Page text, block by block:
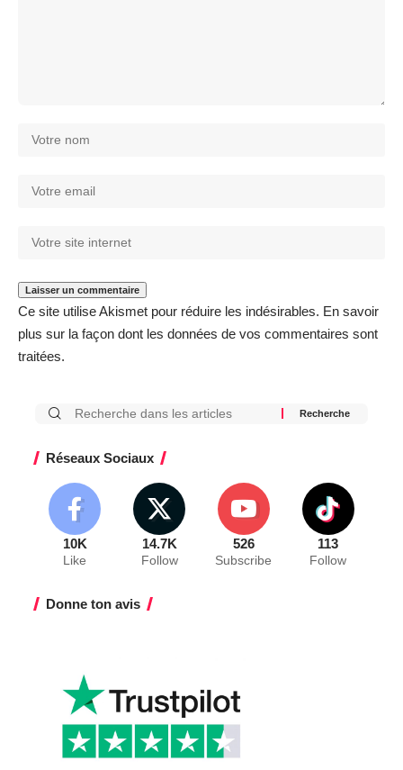
Ce site utilise Akismet pour réduire les indésirables. En savoir
plus sur la façon dont les données de vos commentaires sont
traitées.
Réseaux Sociaux
10K
Like
14.7K
Follow
526
Subscribe
113
Follow
Donne ton avis